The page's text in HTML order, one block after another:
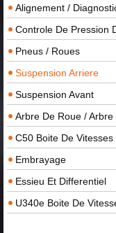
Alignement /
Controle De Pression
Pneus / Roues
Suspension Arriere
Suspension Avant
Arbre De Roue /
C50 Boite De
Embrayage
Essieu Et Differentiel
U340e Boite De